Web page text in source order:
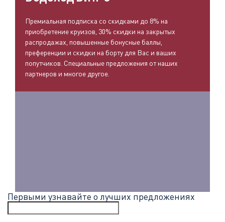
Премиальная подписка со скидками до 8% на
приобретение круизов, 30% скидки на закрытых
распродажах, повышенные бонусные баллы,
преференции и скидки на борту для Вас и ваших
попутчиков. Специальные предложения от наших
партнеров и многое другое.
Первыми узнавайте о лучших предложениях